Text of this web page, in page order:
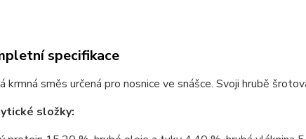
specifikace
krmná směs určená pro nosnice ve snášce. Svoji hrubě
složky: